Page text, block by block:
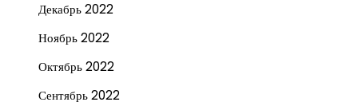
Декабрь 2022
Ноябрь 2022
Октябрь 2022
Сентябрь 2022